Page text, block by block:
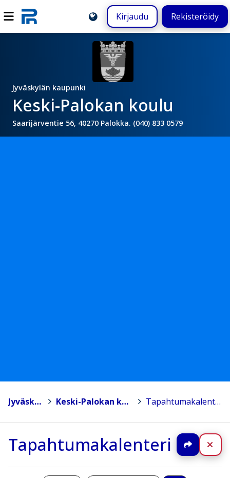
Kirjaudu Rekisteröidy
Jyväskylän kaupunki
Keski-Palokan koulu
Saarijärventie 56, 40270 Palokka. (040) 833 0579
Jyväskylä > Keski-Palokan koulu > Tapahtumakalenteri
Tapahtumakalenteri Jaa